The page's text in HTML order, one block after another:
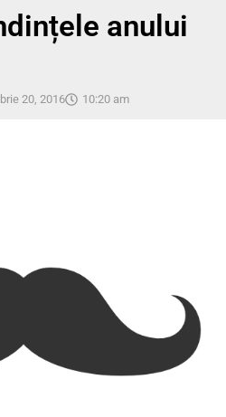
anului
20, 2016 10:20 am